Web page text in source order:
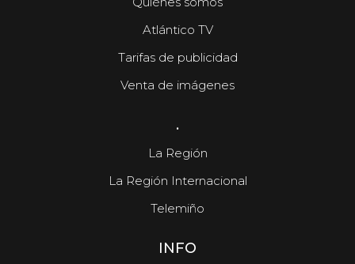
Aparecen los cuerpos de la familia de Marín
muerta en el terremoto de Venezuela
Atlántico TV
Tarifas de publicidad
Venta de imágenes
.
La Región
La Región Internacional
Telemiño
INFO